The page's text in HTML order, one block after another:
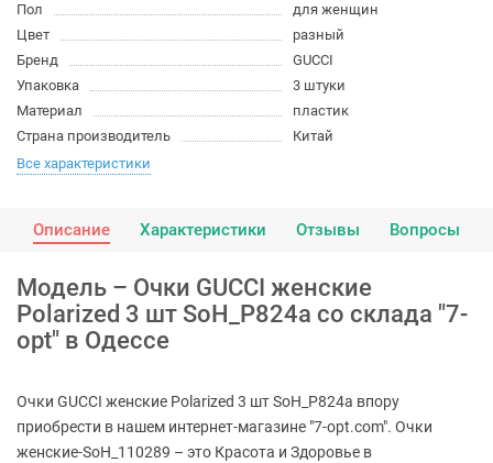
Пол
для женщин
Цвет
разный
Бренд
GUCCI
Упаковка
3 штуки
Материал
пластик
Страна производитель
Китай
Все характеристики
Описание Характеристики Отзывы Вопросы
Модель – Очки GUCCI женские
Polarized 3 шт SoH_P824a со склада "7-
opt" в Одессе
Очки GUCCI женские Polarized 3 шт SoH_P824a впору
приобрести в нашем интернет-магазине "7-opt.com". Очки
женские-SoH_110289 – это Красота и Здоровье в